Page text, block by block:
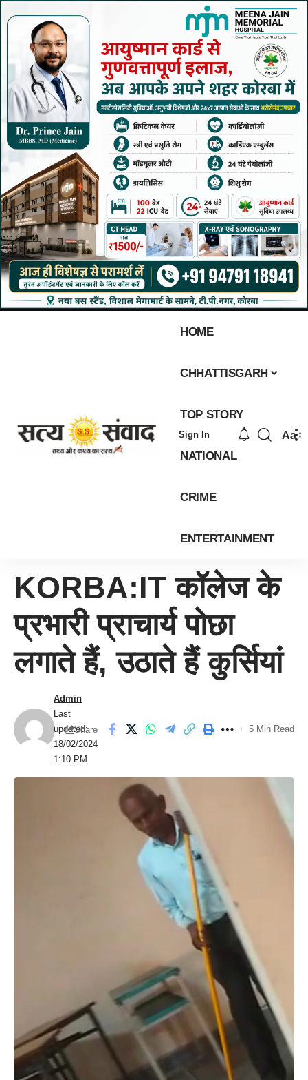
HOME
CHHATTISGARH
TOP STORY
NATIONAL
CRIME
ENTERTAINMENT
Sign In Aa
KORBA:IT कॉलेज के
प्रभारी प्राचार्य पोछा
लगाते हैं, उठाते हैं कुर्सियां
Last
updated:
18/02/2024
1:10 PM
Admin
Share 5 Min Read